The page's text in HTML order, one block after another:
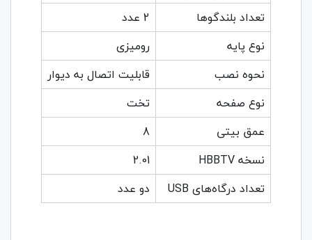
تعداد بلندگوها
2 عدد
نوع پایه
رومیزی
نحوه نصب
قابلیت اتصال به دیوار
نوع صفحه
تخت
عمق بیتی
8
نسخه HBBTV
2.01
تعداد درگاه‌های USB
دو عدد